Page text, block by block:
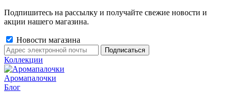
Подпишитесь на рассылку и получайте свежие новости и
акции нашего магазина.
Новости магазина
Коллекции
Аромапалочки
Блог